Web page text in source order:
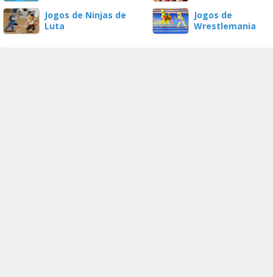
Jogos de Ninjas de
Luta
Jogos de
Wrestlemania